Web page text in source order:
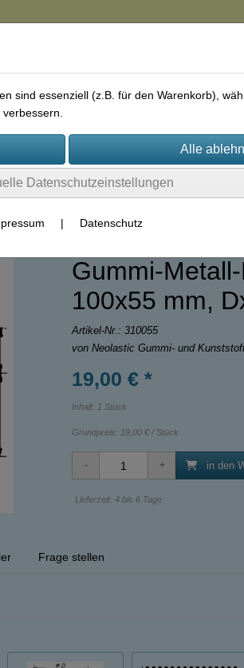
Gummi-
100x55 mm,
Artikel-Nr.: 310055
von Neolastic Gummi- und
19,00 € *
Inhalt: 1 Stück
Grundpreis: 19,00 € / Stück
in den
Lieferzeit: 4 bis 6 Tage
Frage stellen
sind essenziell (z.B. für den Warenkorb),
Datenschutzeinstellungen
| Datenschutz